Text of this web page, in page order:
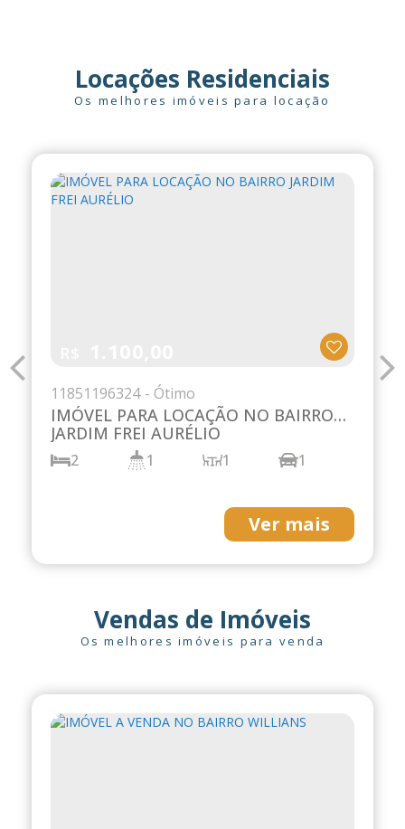
Locações Residenciais
Os melhores imóveis para locação
IMÓVEL PARA LOCAÇÃO JD SÃO LUCAS
15732335972
1 1 1 2
Ver mais
Vendas de Imóveis
Os melhores imóveis para venda